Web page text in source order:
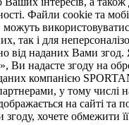
Файли cookie та
можуть
так і для
від наданих Вами
Ви надасте згоду на
компанією
у тому числі
на сайті
згоду, хочете обмежити